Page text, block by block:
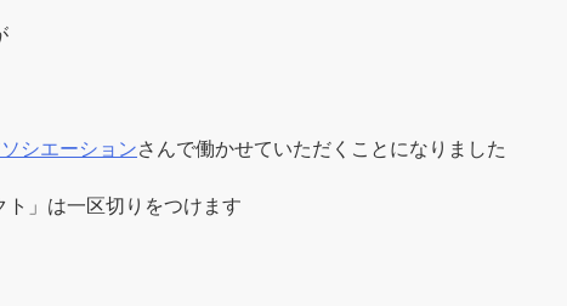
シエーションさんで働かせていただくことになりました
」は一区切りをつけます